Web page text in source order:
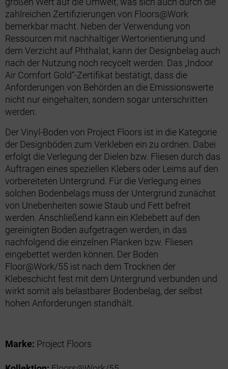
zahlreichen Zertifizierungen von Floors@Work
bemerkbar macht. Neben der Verwendung von
Ressourcen mit nachhaltiger Wertorientierung und
dem Verzicht auf Phthalat, kann der Designbelag auch
nach der Nutzung noch recycelt werden. Das „Indoor
Air Comfort Gold“-Zertifikat bestätigt, dass die
Anforderungen von Behörden an die Emissionswerte
nicht nur eingehalten, sondern sogar unterschritten
werden.
Der Vinyl-Boden von Project Floors ist in die Kategorie
der Designböden zum Verkleben ein zu ordnen. Dabei
erfolgt die Verlegung der Dielen bzw. Fliesen durch das
Auftragen eines speziellen Klebers oder Leims auf den
vorbereiteten Untergrund. Für die Verlegung eines
solchen Bodenbelags muss der Untergrund zunächst
von Unebenheiten sowie Staub und Fett befreit
werden. Anschließend kann ein Klebebett auf den
gereinigten Boden aufgetragen werden, in das
nachfolgend die einzelnen Planken bzw. Fliesen
eingebettet werden können. Der Boden
Floor@Work/55 ist nach dem Trocknen der
Klebeschicht fest mit dem Untergrund verbunden und
wirkt somit als belastbarer Bodenbelag, der selbst
hohen Anforderungen standhält.
Marke: Project Floors